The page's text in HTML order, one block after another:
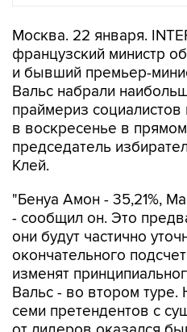
Москва. 22 января.
французский министр
и бывший премьер-
Вальс набрали
праймериз
в воскресенье в
председатель
Клей.
"Бенуа Амон - 35,21%,
- сообщил он. Это
они будут частично
окончательного
изменят
Вальс - во втором туре.
семи претендентов с